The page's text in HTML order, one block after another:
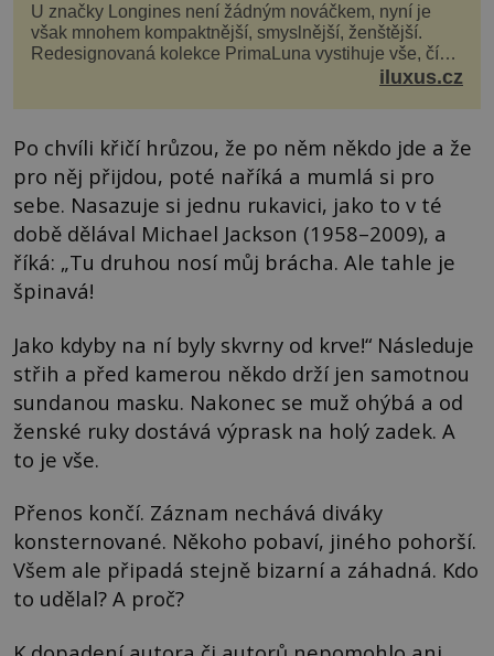
U značky Longines není žádným nováčkem, nyní je
však mnohem kompaktnější, smyslnější, ženštější.
Redesignovaná kolekce PrimaLuna vystihuje vše, čím
je značka Longines dnes a čím byla i před sto dvacet...
iluxus.cz
Po chvíli křičí hrůzou, že po něm někdo jde a že
pro něj přijdou, poté naříká a mumlá si pro
sebe. Nasazuje si jednu rukavici, jako to v té
době dělával Michael Jackson (1958–2009), a
říká: „Tu druhou nosí můj brácha. Ale tahle je
špinavá!
Jako kdyby na ní byly skvrny od krve!“ Následuje
střih a před kamerou někdo drží jen samotnou
sundanou masku. Nakonec se muž ohýbá a od
ženské ruky dostává výprask na holý zadek. A
to je vše.
Přenos končí. Záznam nechává diváky
konsternované. Někoho pobaví, jiného pohorší.
Všem ale připadá stejně bizarní a záhadná. Kdo
to udělal? A proč?